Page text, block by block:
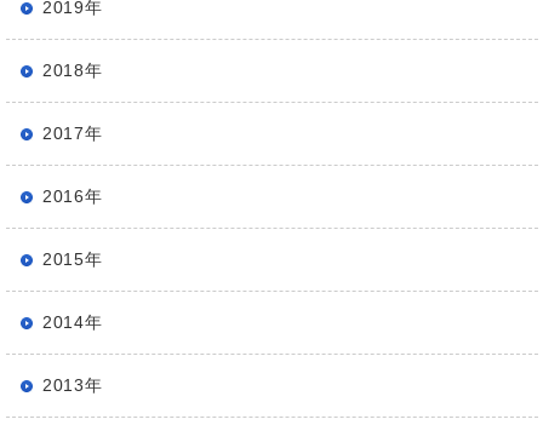
2019年
2018年
2017年
2016年
2015年
2014年
2013年